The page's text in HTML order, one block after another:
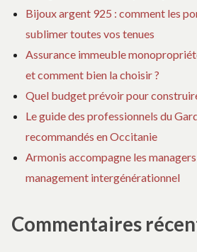
Bijoux argent 925 : comment les
sublimer toutes vos tenues
Assurance immeuble
et comment bien la choisir ?
Quel budget prévoir pour
Le guide des professionnels du
recommandés en Occitanie
Armonis accompagne les
management intergénérationnel
Commentaires